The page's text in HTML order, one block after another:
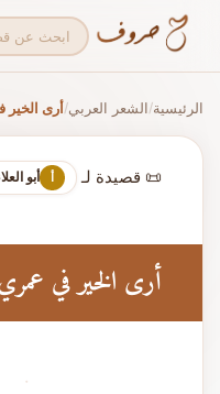
الرئيسية/الشعر العربي/أرى
📜 قصيدة لـ أ أبو
أرى الخير في
·